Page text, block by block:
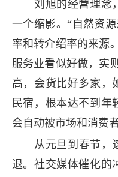
刘旭的经营理念，
一个缩影。“自然资
率和转介绍率的来源
服务业看似好做，实
高，会货比好多家，
民宿，根本达不到年
会自动被市场和消费
从元旦到春节，这
退。社交媒体催化的